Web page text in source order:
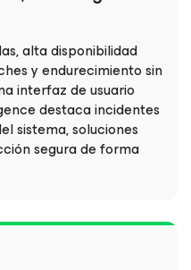
alta disponibilidad
y endurecimiento sin
interfaz de usuario
destaca incidentes
sistema, soluciones
segura de forma